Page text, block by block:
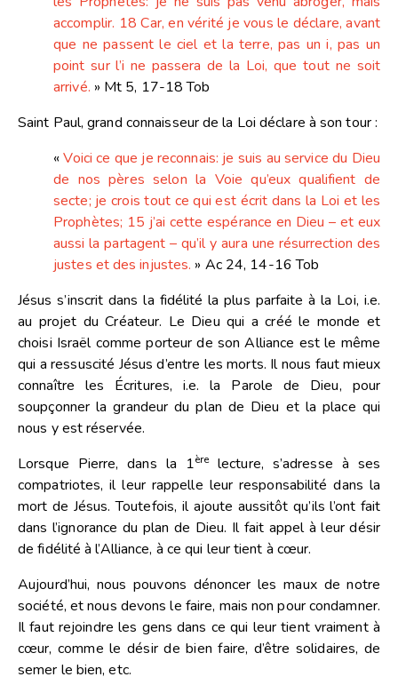
accomplir. 18 Car, en vérité je vous le déclare, avant
que ne passent le ciel et la terre, pas un i, pas un
point sur l’i ne passera de la Loi, que tout ne soit
arrivé. » Mt 5, 17-18 Tob
Saint Paul, grand connaisseur de la Loi déclare à son tour :
«Voici ce que je reconnais: je suis au service du Dieu
de nos pères selon la Voie qu’eux qualifient de
secte; je crois tout ce qui est écrit dans la Loi et les
Prophètes; 15 j’ai cette espérance en Dieu – et eux
aussi la partagent – qu’il y aura une résurrection des
justes et des injustes. » Ac 24, 14-16 Tob
Jésus s’inscrit dans la fidélité la plus parfaite à la Loi, i.e.
au projet du Créateur. Le Dieu qui a créé le monde et
choisi Israël comme porteur de son Alliance est le même
qui a ressuscité Jésus d’entre les morts. Il nous faut mieux
connaître les Écritures, i.e. la Parole de Dieu, pour
soupçonner la grandeur du plan de Dieu et la place qui
nous y est réservée.
Lorsque Pierre, dans la 1èrelecture, s’adresse à ses
compatriotes, il leur rappelle leur responsabilité dans la
mort de Jésus. Toutefois, il ajoute aussitôt qu’ils l’ont fait
dans l’ignorance du plan de Dieu. Il fait appel à leur désir
de fidélité à l’Alliance, à ce qui leur tient à cœur.
Aujourd’hui, nous pouvons dénoncer les maux de notre
société, et nous devons le faire, mais non pour condamner.
Il faut rejoindre les gens dans ce qui leur tient vraiment à
cœur, comme le désir de bien faire, d’être solidaires, de
semer le bien, etc.